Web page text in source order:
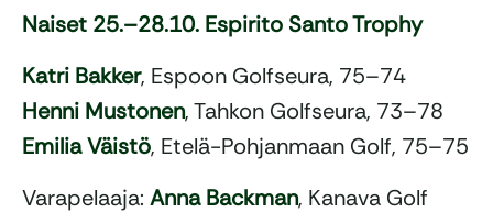
Naiset 25.–28.10. Espirito Santo Trophy
Katri Bakker, Espoon Golfseura, 75–74
Henni Mustonen, Tahkon Golfseura, 73–78
Emilia Väistö, Etelä-Pohjanmaan Golf, 75–75
Varapelaaja: Anna Backman, Kanava Golf